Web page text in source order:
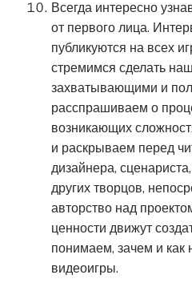
Всегда интересно
от первого лица.
публикуются на всех
стремимся сделать
захватывающими и
расспрашиваем о
возникающих
и раскрываем перед
дизайнера,
других творцов,
авторство над
ценности движут
понимаем, зачем и как
видеоигры.